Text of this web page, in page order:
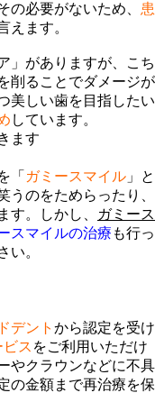
の必要がないため、 患
えます。
」がありますが、こち
削ることでダメージが
美しい歯を目指したい
しています。
ます
「 ガミースマイル 」と
うのをためらったり、
す。しかし、
ガミース
スマイルの治療 も行っ
い。
デント から認定を受け
ス をご利用いただけ
やクラウンなどに不具
の金額まで再治療を保